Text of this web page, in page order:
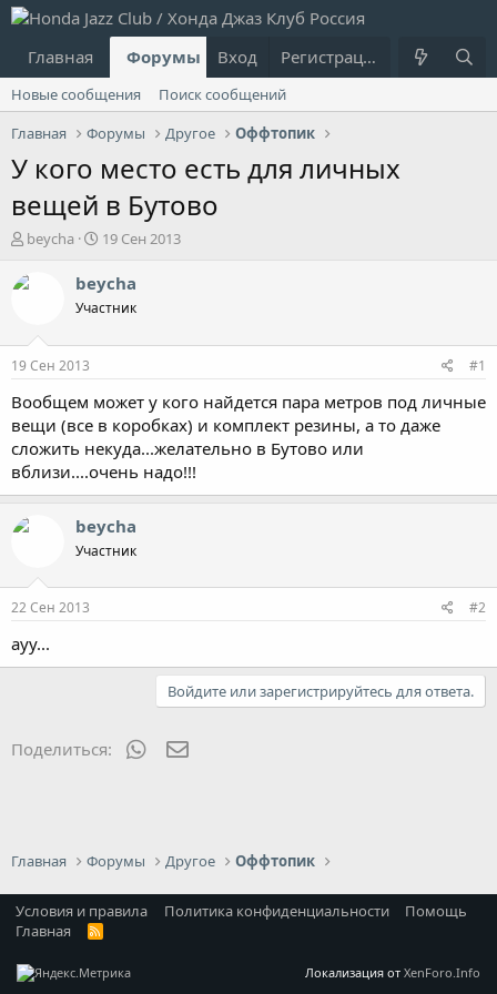
Главная Форумы Что нового?
Вход Регистрация
Новые сообщения
Поиск сообщений
Главная
Форумы Другое Оффтопик
У кого место есть для личных
вещей в Бутово
А
т
е
м
ы
beycha
Д
т
а
н
л
19 Сен 2013
beycha
Участник
19 Сен 2013 #1
Вообщем может у кого найдется пара метров под личные
вещи (все в коробках) и комплект резины, а то даже
сложить некуда...желательно в Бутово или
вблизи....очень надо!!!
beycha
Участник
22 Сен 2013 #2
ауу...
Войдите или зарегистрируйтесь для ответа.
Поделиться: WhatsApp
Главная Форумы Другое Оффтопик
Условия и правила Политика конфиденциальности
Помощь
Главная
R
Локализация от XenForo.Info